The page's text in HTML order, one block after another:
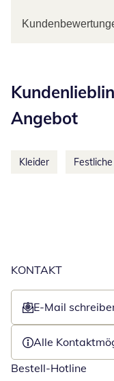
Angebot
Kleider
KONTAKT
E-Mail
Öffnet E-Mail-
Alle
Bestell-Hotline